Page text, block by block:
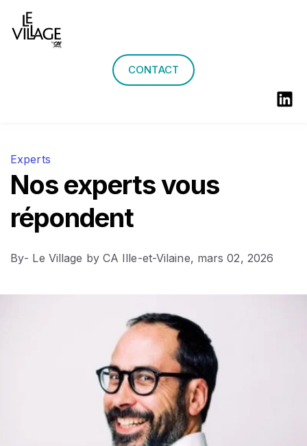
Agenda
CONTACT
Experts
Nos experts vous
répondent
By- Le Village by CA Ille-et-Vilaine, mars 02, 2026